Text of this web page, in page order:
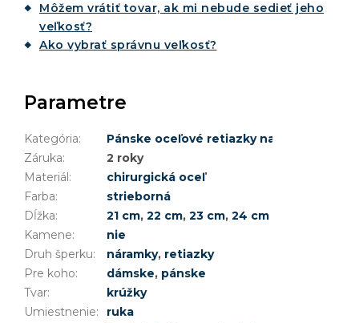
Môžem vrátiť tovar, ak mi nebude sedieť jeho
veľkosť?
Ako vybrať správnu veľkosť?
Parametre
Kategória:
Pánske oceľové retiazky na ruku
Záruka:
2 roky
Materiál :
chirurgická oceľ
Farba:
strieborná
Dĺžka: 21 cm, 22 cm, 23 cm, 24 cm
Kamene:
nie
Druh šperku: náramky, retiazky
Pre koho: dámske, pánske
Tvar:
krúžky
Umiestnenie: ruka